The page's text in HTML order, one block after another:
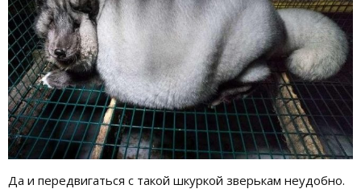
Да и передвигаться с такой шкуркой зверькам неудобно.